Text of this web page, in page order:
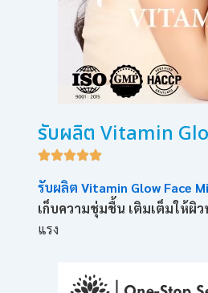
รับผลิต Vitamin
รับผลิต Vitamin Glow Face
เก็บความชุ่มชื้น เติมเต็มให้ผิ
แรง